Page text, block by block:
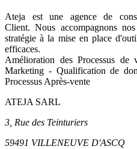
Ateja est une agence de
Client.Nous accompagnons
stratégie à la mise en place
efficaces.
Amélioration des Processus de
Marketing - Qualification de
Processus Après-vente
ATEJA SARL
3, Rue des Teinturiers
59491 VILLENEUVE D'ASCQ